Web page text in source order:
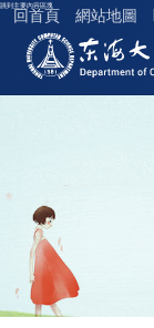
跳到主要內容區塊
回首頁 網站地圖
東海大學logo